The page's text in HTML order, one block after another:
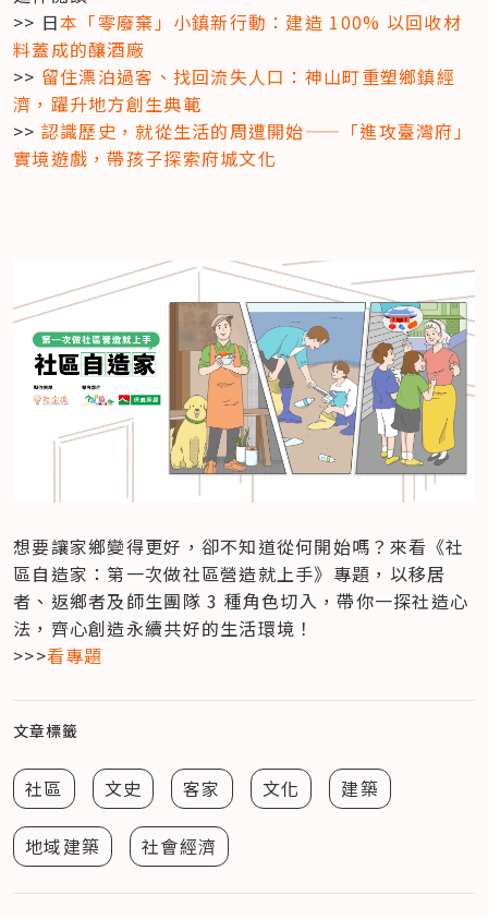
>> 日本「零廢棄」小鎮新行動：建造 100% 以回收材
料蓋成的釀酒廠
>> 留住漂泊過客、找回流失人口：神山町重塑鄉鎮經
濟，躍升地方創生典範
>> 認識歷史，就從生活的周遭開始——「進攻臺灣府」
實境遊戲，帶孩子探索府城文化
想要讓家鄉變得更好，卻不知道從何開始嗎？來看《社
區自造家：第一次做社區營造就上手》專題，以移居
者、返鄉者及師生團隊 3 種角色切入，帶你一探社造心
法，齊心創造永續共好的生活環境！
>>>看專題
文章標籤
社區 文史 客家 文化 建築
地域建築 社會經濟